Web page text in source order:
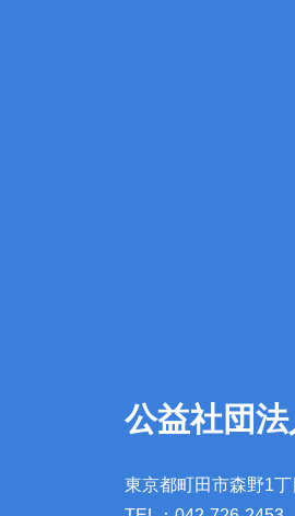
公益社団
東京都町田市森野1